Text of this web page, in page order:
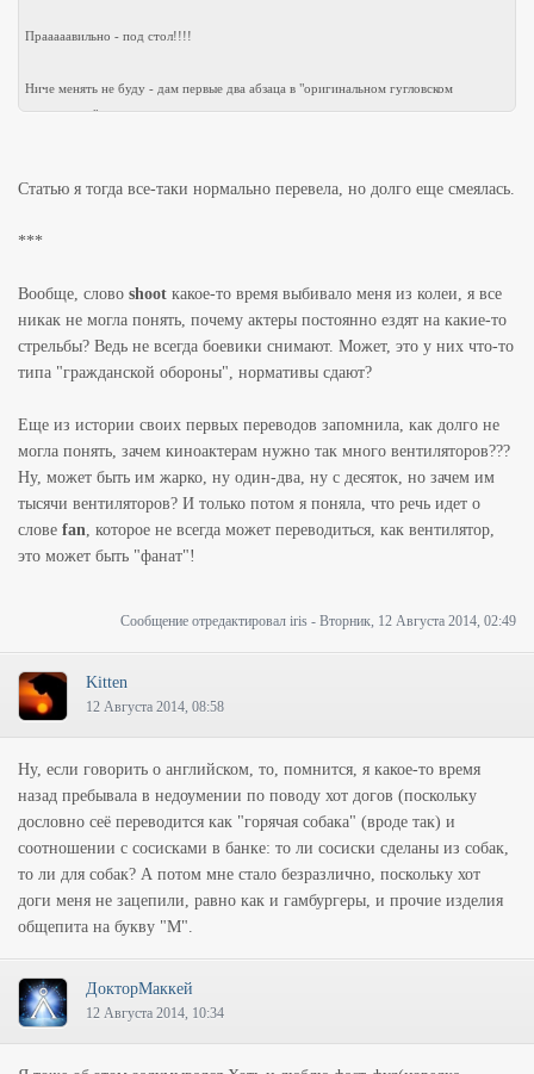
Прааааавильно - под стол!!!!
Ниче менять не буду - дам первые два абзаца в "оригинальном гугловском
исполнении":
"Пракаш Джа's' Rajneeti ", чтобы быть убит выстрелом в Лейк-Сити
на 28 мест по городу."
Кароч, Пракаш Джа уже подготовил установку типа Град для стрельбы по
злосчастному городу Бхопале (надо полагать, с целью его очистки). Надеется
(прям у сердце!!!)
И разрешение на это безобразие у него имеется!
Во как!
Статью я тогда все-таки нормально перевела, но долго еще смеялась.
***
Вообще, слово shoot какое-то время выбивало меня из колеи, я все
никак не могла понять, почему актеры постоянно ездят на какие-то
стрельбы? Ведь не всегда боевики снимают. Может, это у них что-то
типа "гражданской обороны", нормативы сдают?
Еще из истории своих первых переводов запомнила, как долго не
могла понять, зачем киноактерам нужно так много вентиляторов???
Ну, может быть им жарко, ну один-два, ну с десяток, но зачем им
тысячи вентиляторов? И только потом я поняла, что речь идет о
слове fan, которое не всегда может переводиться, как вентилятор,
это может быть "фанат"!
Сообщение отредактировал iris - Вторник, 12 Августа 2014, 02:49
Kitten
12 Августа 2014, 08:58
Ну, если говорить о английском, то, помнится, я какое-то время
назад пребывала в недоумении по поводу хот догов (поскольку
дословно сеё переводится как "горячая собака" (вроде так) и
соотношении с сосисками в банке: то ли сосиски сделаны из собак,
то ли для собак? А потом мне стало безразлично, поскольку хот
доги меня не зацепили, равно как и гамбургеры, и прочие изделия
общепита на букву "М".
ДокторМаккей
12 Августа 2014, 10:34